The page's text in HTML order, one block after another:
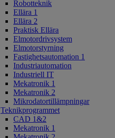
Robotteknik
Ellära 1
Ellära 2
Praktisk Ellära
Elmotordrivsystem
Elmotorstyrning
Fastighetsautomation 1
Industriautomation
Industriell IT
Mekatronik 1
Mekatronik 2
Mikrodatortillämpningar
Teknikprogrammet
CAD 1&2
Mekatronik 1